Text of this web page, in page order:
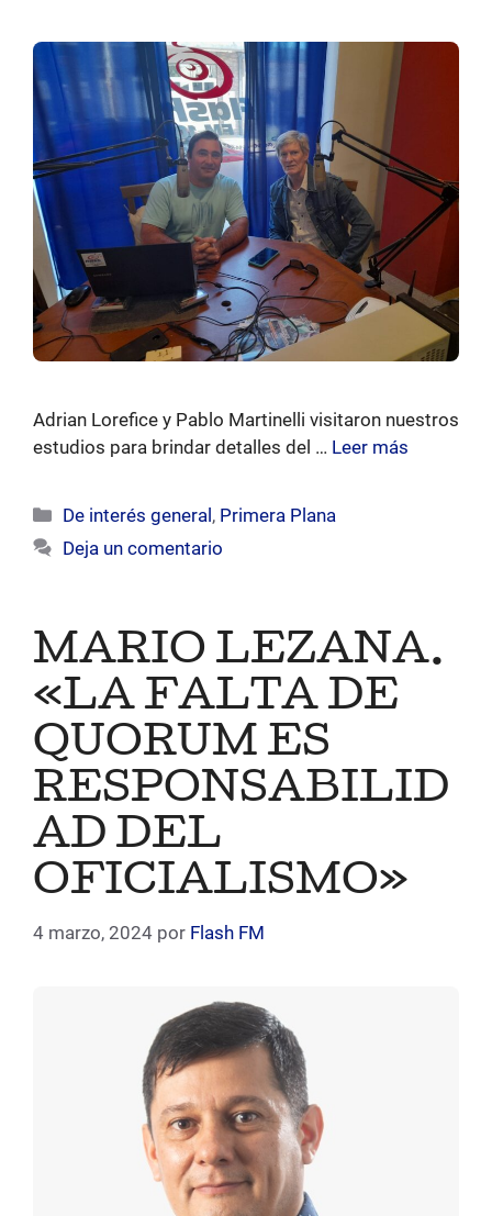
Adrian Lorefice y Pablo Martinelli visitaron nuestros
estudios para brindar detalles del … Leer más
Categorías
De interés general, Primera Plana
Deja un comentario
MARIO LEZANA.
«LA FALTA DE
QUORUM ES
RESPONSABILID
AD DEL
OFICIALISMO»
4 marzo, 2024 por Flash FM